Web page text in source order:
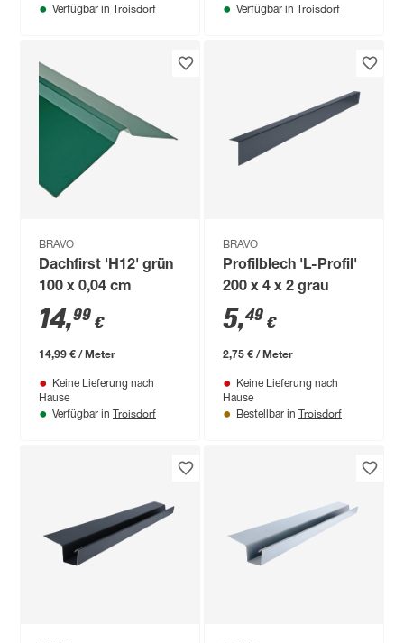
Verfügbar in Troisdorf
Verfügbar in Troisdorf
BRAVO
Dachfirst 'H12' grün
100 x 0,04 cm
14,99 €
14,99 € / Meter
Keine Lieferung nach
Hause
Verfügbar in Troisdorf
BRAVO
Profilblech 'L-Profil'
200 x 4 x 2 grau
5,49 €
2,75 € / Meter
Keine Lieferung nach
Hause
Bestellbar in Troisdorf